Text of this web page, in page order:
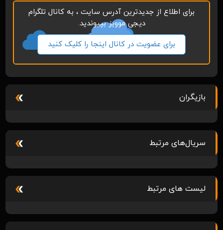
برای اطلاع از جدیدترین آدرس سایت ، به کانال تلگرام
دیجی موویز بپیوندید.
برای عضویت در کانال اینجا را کلیک کنید
بازیگران
سریال‌های مرتبط
لیست های مرتبط